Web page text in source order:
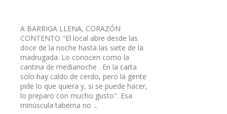
A BARRIGA LLENA, CORAZÓN
CONTENTO "El local abre desde las
doce de la noche hasta las siete de la
madrugada. Lo conocen como la
cantina de medianoche . En la carta
solo hay caldo de cerdo, pero la gente
pide lo que quiera y, si se puede hacer,
lo preparo con mucho gusto". Esa
minúscula taberna no ...